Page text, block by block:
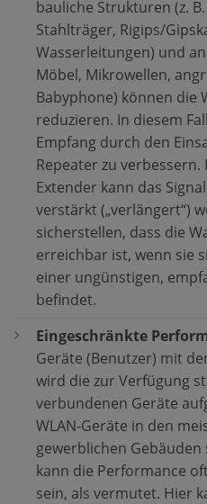
bauliche Strukturen (z.
Stahlträger, Rigips/
Wasserleitungen) und
Möbel, Mikrowellen,
Babyphone) können die
reduzieren. In diesem
Empfang durch den
Repeater zu
Extender kann das
verstärkt („verlängert“)
sicherstellen, dass die
erreichbar ist, wenn sie
einer ungünstigen,
befindet.
Eingeschränkte
Geräte (Benutzer) mit
wird die zur Verfügung
verbundenen Geräte
WLAN-Geräte in den
gewerblichen
kann die Performance
sein, als vermutet. Hier